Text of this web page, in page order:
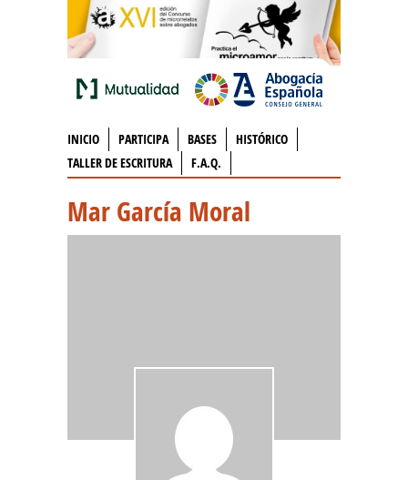
INICIO PARTICIPA BASES
HISTÓRICO
TALLER DE ESCRITURA
F.A.Q.
Mar García Moral